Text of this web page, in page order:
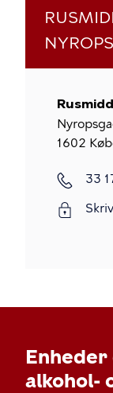
1602
33
alkohol-